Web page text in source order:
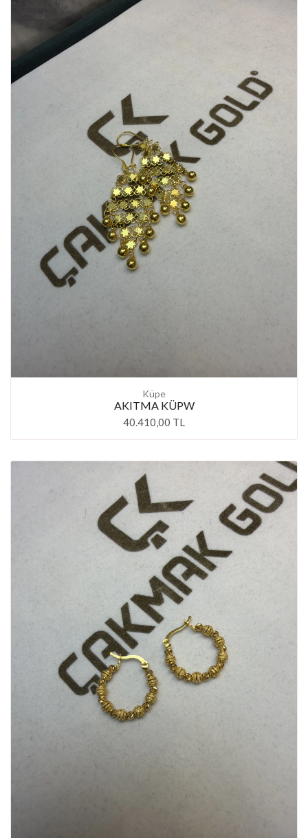
Küpe
AKITMA KÜPW
40.410,00 TL